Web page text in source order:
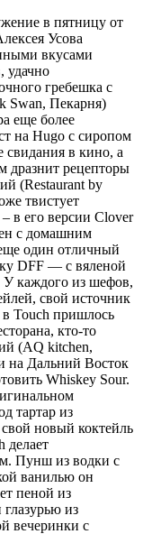
в пятницу от
Усова
вкусами
удачно
гребешка с
Пекарня)
еще более
на Hugo с сиропом
свидания в кино, а
дразнит рецепторы
(Restaurant by
твистует
в его версии Clover
с домашним
один отличный
DFF — с вяленой
У каждого из шефов,
свой источник
Touch пришлось
кто-то
(AQ kitchen,
на Дальний Восток
Whiskey Sour.
тартар из
новый коктейль
делает
Пунш из водки с
ванилью он
пеной из
из
вечеринки с